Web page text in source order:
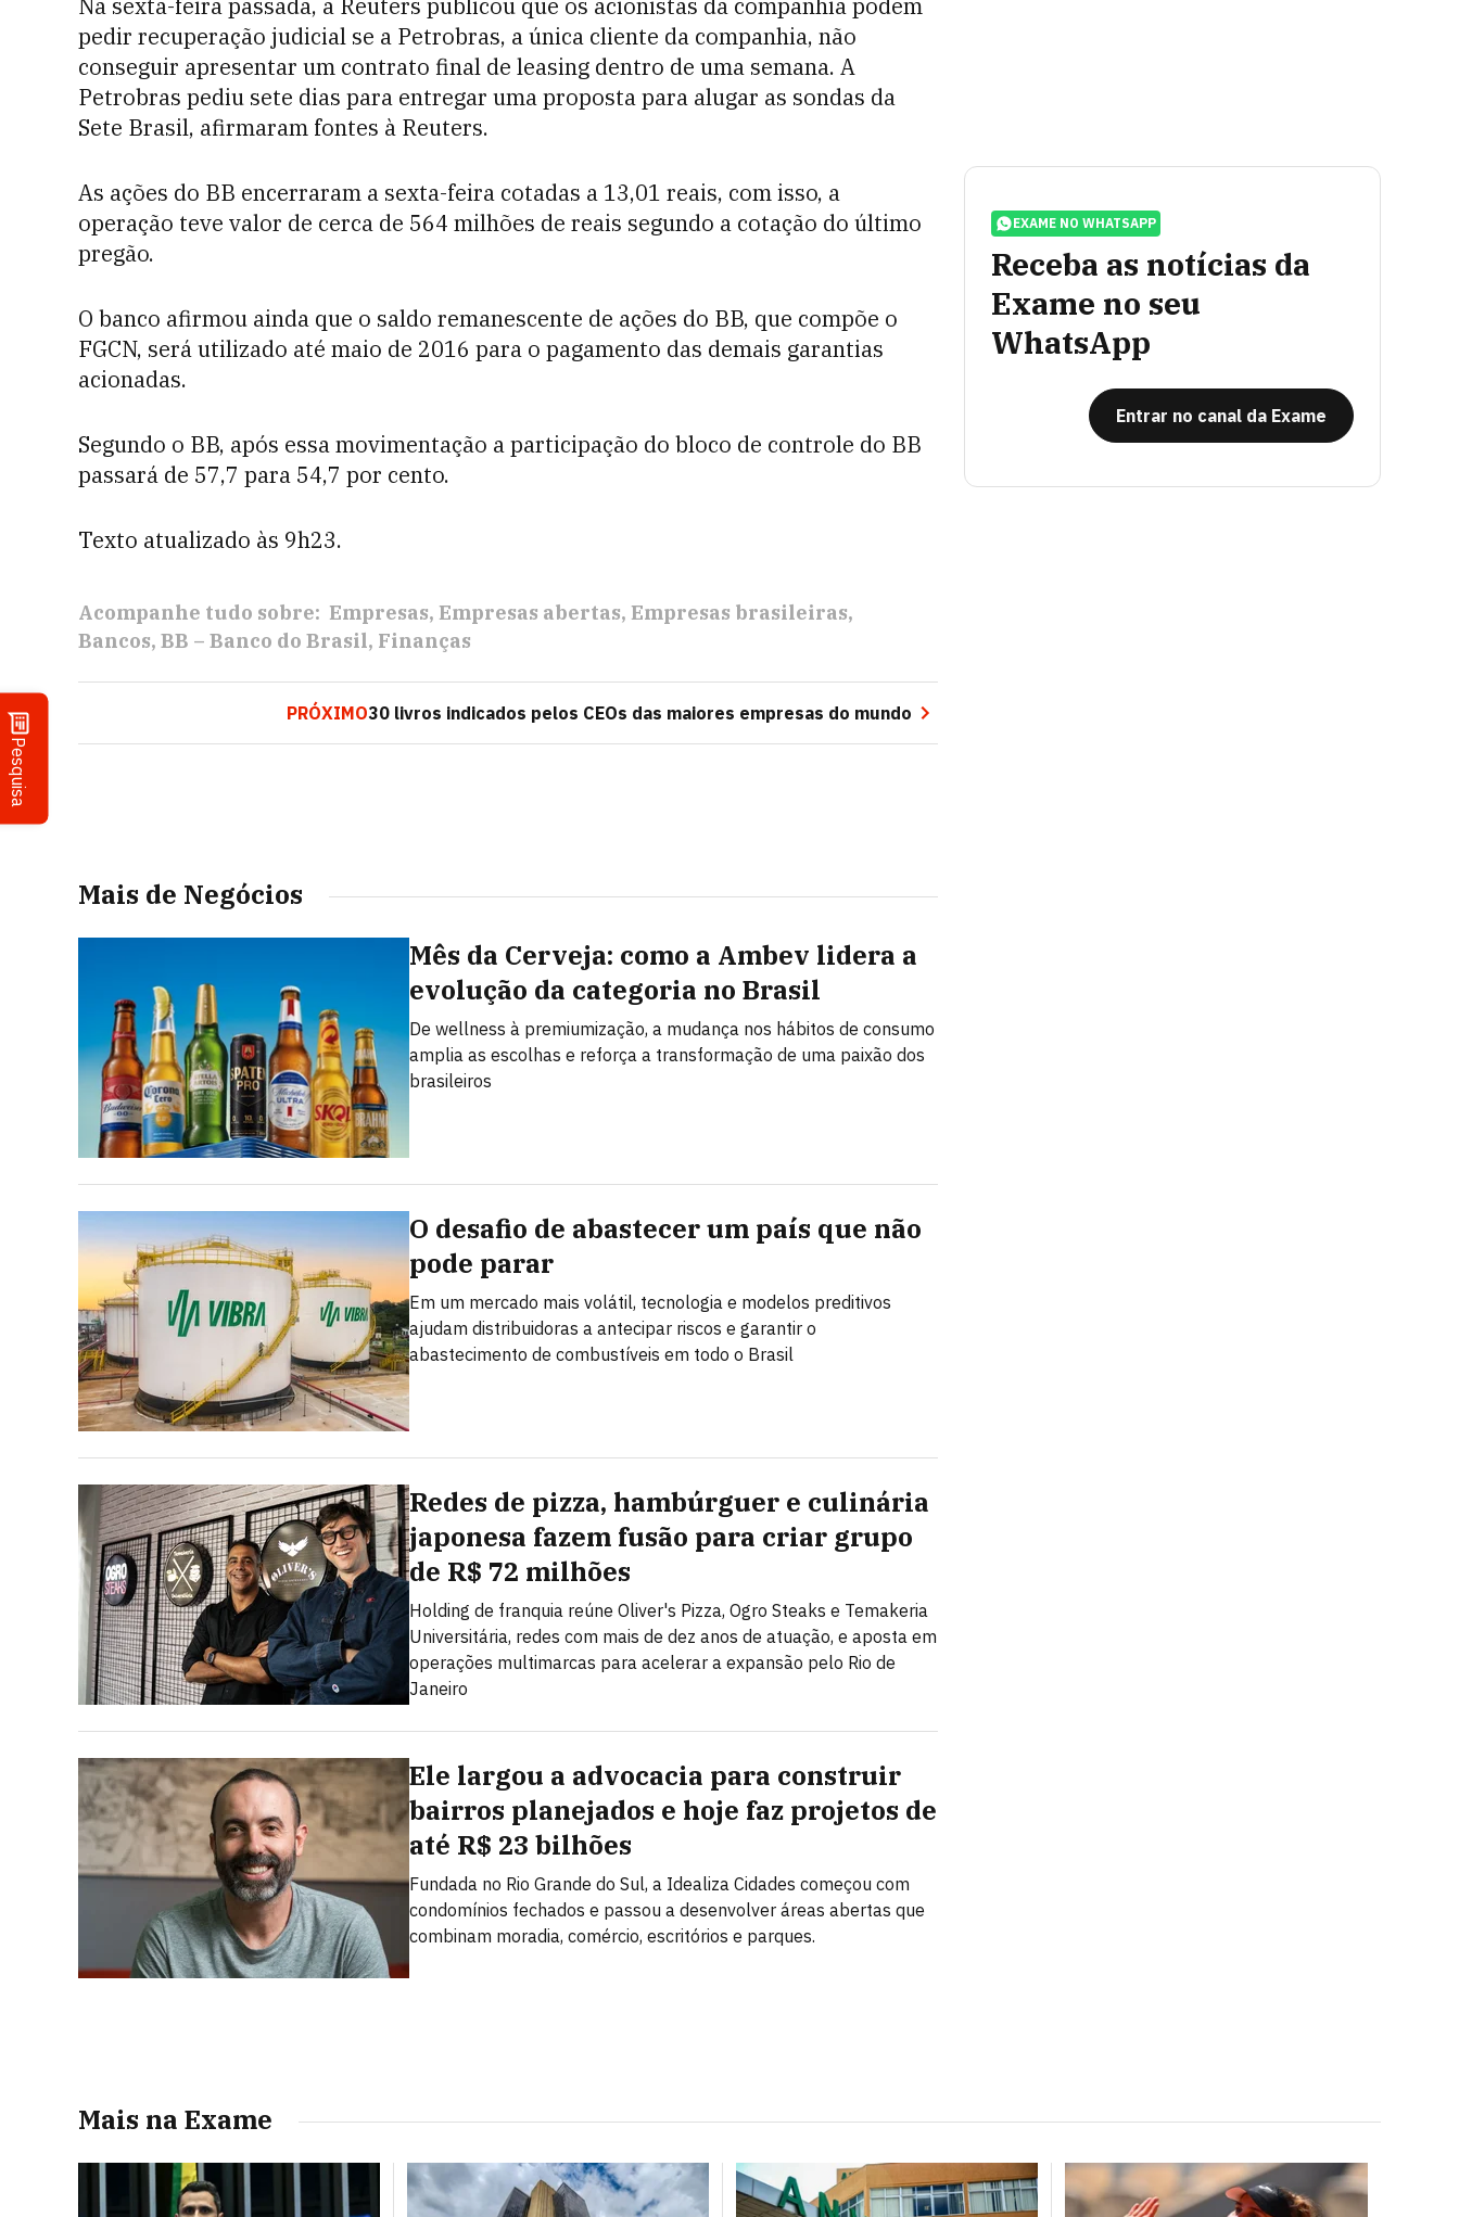
Pesquisa
Na sexta-feira passada, a Reuters publicou que os acionistas da companhia podem
pedir recuperação judicial se a Petrobras, a única cliente da companhia, não
conseguir apresentar um contrato final de leasing dentro de uma semana. A
Petrobras pediu sete dias para entregar uma proposta para alugar as sondas da
Sete Brasil, afirmaram fontes à Reuters.
As ações do BB encerraram a sexta-feira cotadas a 13,01 reais, com isso, a
operação teve valor de cerca de 564 milhões de reais segundo a cotação do último
pregão.
O banco afirmou ainda que o saldo remanescente de ações do BB, que compõe o
FGCN, será utilizado até maio de 2016 para o pagamento das demais garantias
acionadas.
Segundo o BB, após essa movimentação a participação do bloco de controle do BB
passará de 57,7 para 54,7 por cento.
Texto atualizado às 9h23.
Acompanhe tudo sobre: Empresas Empresas abertas Empresas brasileiras
Bancos BB – Banco do Brasil Finanças
PRÓXIMO30 livros indicados pelos CEOs das maiores empresas do mundo
Mais de Negócios
Mês da Cerveja: como a Ambev lidera a
evolução da categoria no Brasil
De wellness à premiumização, a mudança nos hábitos de consumo
amplia as escolhas e reforça a transformação de uma paixão dos
brasileiros
O desafio de abastecer um país que não
pode parar
Em um mercado mais volátil, tecnologia e modelos preditivos
ajudam distribuidoras a antecipar riscos e garantir o
abastecimento de combustíveis em todo o Brasil
Redes de pizza, hambúrguer e culinária
japonesa fazem fusão para criar grupo
de R$ 72 milhões
Holding de franquia reúne Oliver's Pizza, Ogro Steaks e Temakeria
Universitária, redes com mais de dez anos de atuação, e aposta em
operações multimarcas para acelerar a expansão pelo Rio de
Janeiro
Ele largou a advocacia para construir
bairros planejados e hoje faz projetos de
até R$ 23 bilhões
Fundada no Rio Grande do Sul, a Idealiza Cidades começou com
condomínios fechados e passou a desenvolver áreas abertas que
combinam moradia, comércio, escritórios e parques.
EXAME NO WHATSAPP
Receba as notícias da
Exame no seu
WhatsApp
Entrar no canal da Exame
Mais na Exame